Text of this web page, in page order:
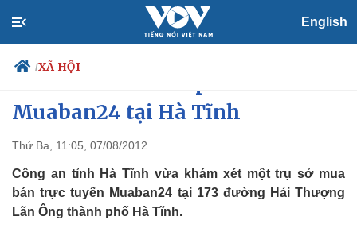
English
/XÃ HỘI
Chính trị
Đảng
Tổ chức nhân sự
Quốc hội
Nhận diện sự thật
Tin 24h
Dự báo thời tiết
Muaban24 tại Hà Tĩnh
Thứ Ba, 11:05, 07/08/2012
Công an tỉnh Hà Tĩnh vừa khám xét một trụ sở mua
bán trực tuyến Muaban24 tại 173 đường Hải Thượng
Lãn Ông thành phố Hà Tĩnh.